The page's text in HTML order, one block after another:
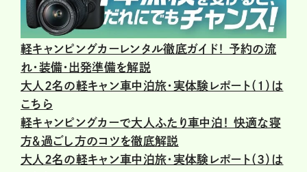
軽キャンピングカーレンタル徹底ガイド！ 予約の流
れ・装備・出発準備を解説
大人2名の軽キャン車中泊旅・実体験レポート（1）は
こちら
軽キャンピングカーで大人ふたり車中泊！ 快適な寝
方＆過ごし方のコツを徹底解説
大人2名の軽キャン車中泊旅・実体験レポート（3）は